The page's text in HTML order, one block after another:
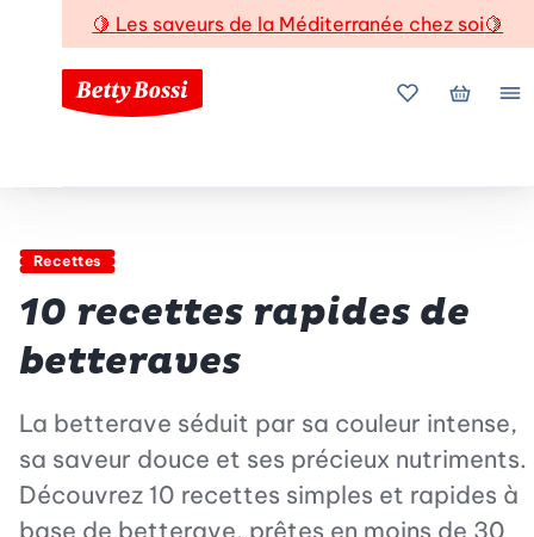
🍋 Les saveurs de la Méditerranée chez soi🍋
Mes favoris
Mon
Recettes
10 recettes rapides de
betteraves
La betterave séduit par sa couleur intense,
sa saveur douce et ses précieux nutriments.
Découvrez 10 recettes simples et rapides à
base de betterave, prêtes en moins de 30